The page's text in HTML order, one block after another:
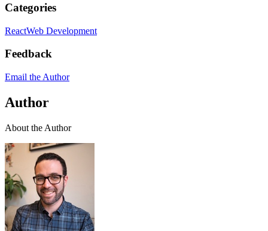
Categories
ReactWeb Development
Feedback
Email the Author
Author
About the Author